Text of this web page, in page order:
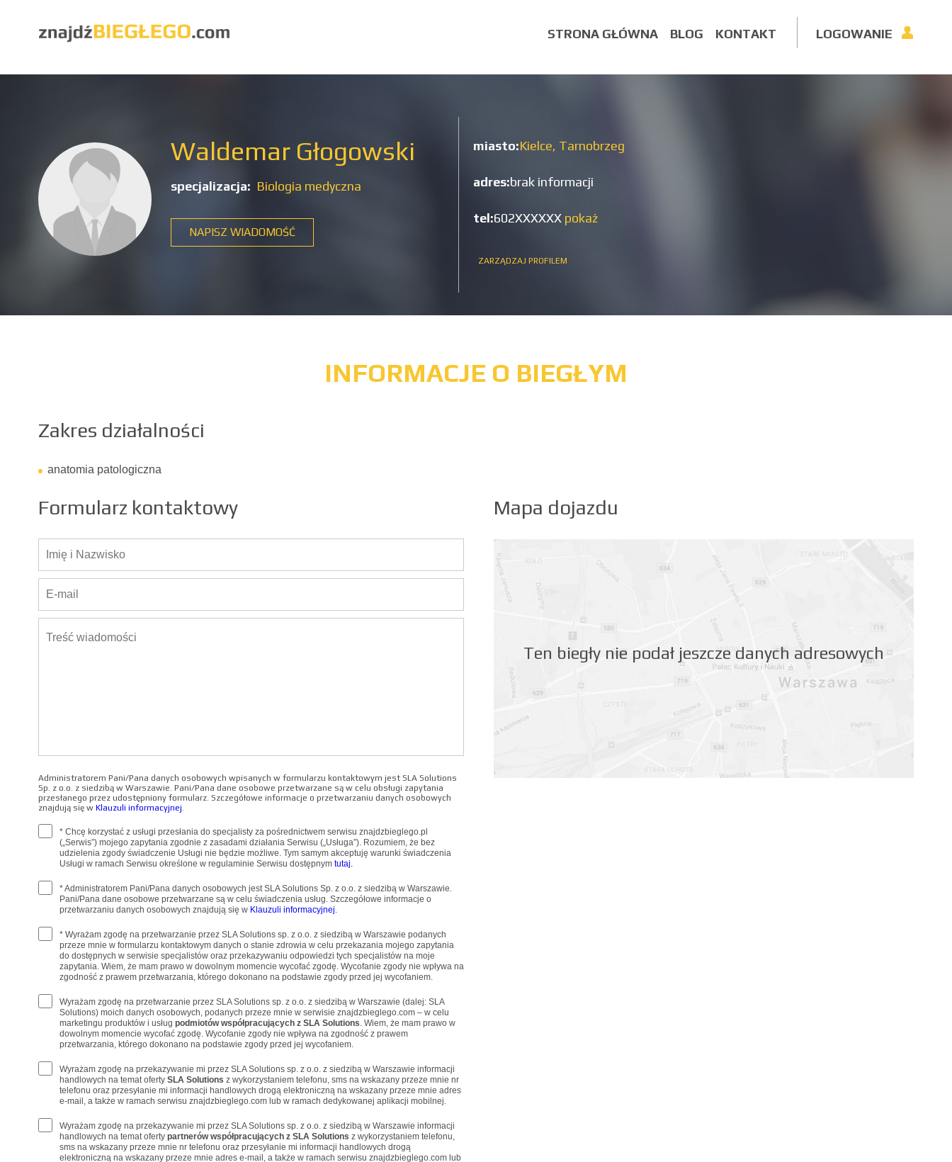
LOGOWANIE
STRONA GŁÓWNA BLOG KONTAKT
Waldemar Głogowski
specjalizacja: Biologia medyczna
NAPISZ WIADOMOŚĆ
miasto:Kielce, Tarnobrzeg
adres:brak informacji
tel:602XXXXXX pokaż
ZARZĄDZAJ PROFILEM
INFORMACJE O BIEGŁYM
Zakres działalności
anatomia patologiczna
Formularz kontaktowy
Administratorem Pani/Pana danych osobowych wpisanych w formularzu kontaktowym jest SLA Solutions
Sp. z o.o. z siedzibą w Warszawie. Pani/Pana dane osobowe przetwarzane są w celu obsługi zapytania
przesłanego przez udostępniony formularz. Szczegółowe informacje o przetwarzaniu danych osobowych
znajdują się w Klauzuli informacyjnej.
* Chcę korzystać z usługi przesłania do specjalisty za pośrednictwem serwisu znajdzbieglego.pl
(„Serwis”) mojego zapytania zgodnie z zasadami działania Serwisu („Usługa”). Rozumiem, że bez
udzielenia zgody świadczenie Usługi nie będzie możliwe. Tym samym akceptuję warunki świadczenia
Usługi w ramach Serwisu określone w regulaminie Serwisu dostępnym tutaj.
* Administratorem Pani/Pana danych osobowych jest SLA Solutions Sp. z o.o. z siedzibą w Warszawie.
Pani/Pana dane osobowe przetwarzane są w celu świadczenia usług. Szczegółowe informacje o
przetwarzaniu danych osobowych znajdują się w Klauzuli informacyjnej.
* Wyrażam zgodę na przetwarzanie przez SLA Solutions sp. z o.o. z siedzibą w Warszawie podanych
przeze mnie w formularzu kontaktowym danych o stanie zdrowia w celu przekazania mojego zapytania
do dostępnych w serwisie specjalistów oraz przekazywaniu odpowiedzi tych specjalistów na moje
zapytania. Wiem, że mam prawo w dowolnym momencie wycofać zgodę. Wycofanie zgody nie wpływa na
zgodność z prawem przetwarzania, którego dokonano na podstawie zgody przed jej wycofaniem.
Wyrażam zgodę na przetwarzanie przez SLA Solutions sp. z o.o. z siedzibą w Warszawie (dalej: SLA
Solutions) moich danych osobowych, podanych przeze mnie w serwisie znajdzbieglego.com – w celu
marketingu produktów i usług podmiotów współpracujących z SLA Solutions. Wiem, że mam prawo w
dowolnym momencie wycofać zgodę. Wycofanie zgody nie wpływa na zgodność z prawem
przetwarzania, którego dokonano na podstawie zgody przed jej wycofaniem.
Wyrażam zgodę na przekazywanie mi przez SLA Solutions sp. z o.o. z siedzibą w Warszawie informacji
handlowych na temat oferty SLA Solutions z wykorzystaniem telefonu, sms na wskazany przeze mnie nr
telefonu oraz przesyłanie mi informacji handlowych drogą elektroniczną na wskazany przeze mnie adres
e-mail, a także w ramach serwisu znajdzbieglego.com lub w ramach dedykowanej aplikacji mobilnej.
Wyrażam zgodę na przekazywanie mi przez SLA Solutions sp. z o.o. z siedzibą w Warszawie informacji
handlowych na temat oferty partnerów współpracujących z SLA Solutions z wykorzystaniem telefonu,
sms na wskazany przeze mnie nr telefonu oraz przesyłanie mi informacji handlowych drogą
elektroniczną na wskazany przeze mnie adres e-mail, a także w ramach serwisu znajdzbieglego.com lub
Mapa dojazdu
Ten biegły nie podał jeszcze danych adresowych